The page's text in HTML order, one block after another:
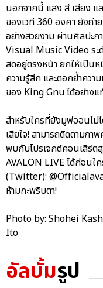
นอกจากนี้ แสง สี เสียง แ
ของเวที 360 องศา ยังถ่
อย่างสวยงาม ผ่านศิลปะ
Visual Music Video ระ
สดอยู่ตรงหน้า ยกให้เป็น
ความรู้สึก และตอกย้ำคว
ของ King Gnu ได้อย่างแ
สำหรับใครที่ยังมูฟออนไม่
เสียใจ! สามารถติดตามภา
พบกับโปรเจกต์คอนเสิร์ต
AVALON LIVE ได้ก่อนใ
(Twitter):
ห้ามกะพริบตา!
Photo by: Shohei
Ito
อัลบั้มรูป